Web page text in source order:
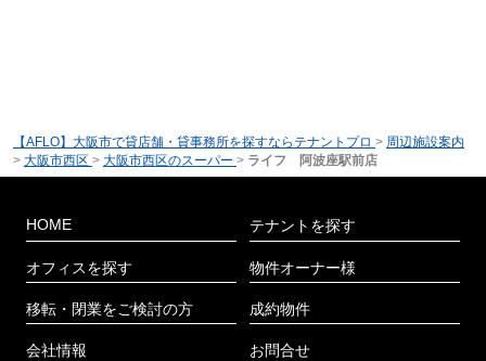
【AFLO】大阪市で貸店舗・貸事務所を探すならテナントプロ > 周辺施設案内
> 大阪市西区 > 大阪市西区のスーパー > ライフ 阿波座駅前店
HOME
オフィスを探す
移転・閉業をご検討の方
会社情報
テナントを探す
物件オーナー様
成約物件
お問合せ